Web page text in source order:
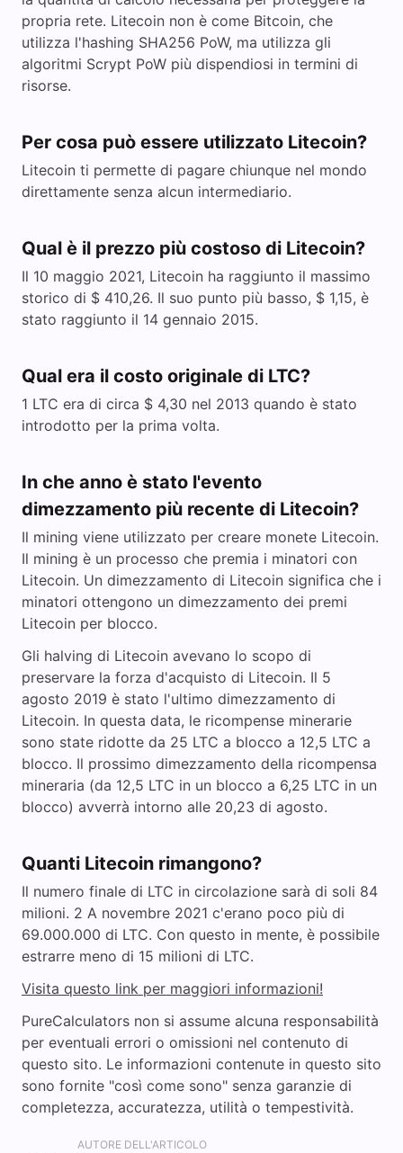
propria rete. Litecoin non è come Bitcoin, che
utilizza l'hashing SHA256 PoW, ma utilizza gli
algoritmi Scrypt PoW più dispendiosi in termini di
risorse.
Per cosa può essere utilizzato Litecoin?
Litecoin ti permette di pagare chiunque nel mondo
direttamente senza alcun intermediario.
Qual è il prezzo più costoso di Litecoin?
Il 10 maggio 2021, Litecoin ha raggiunto il massimo
storico di $ 410,26. Il suo punto più basso, $ 1,15, è
stato raggiunto il 14 gennaio 2015.
Qual era il costo originale di LTC?
1 LTC era di circa $ 4,30 nel 2013 quando è stato
introdotto per la prima volta.
In che anno è stato l'evento
dimezzamento più recente di Litecoin?
Il mining viene utilizzato per creare monete Litecoin.
Il mining è un processo che premia i minatori con
Litecoin. Un dimezzamento di Litecoin significa che i
minatori ottengono un dimezzamento dei premi
Litecoin per blocco.
Gli halving di Litecoin avevano lo scopo di
preservare la forza d'acquisto di Litecoin. Il 5
agosto 2019 è stato l'ultimo dimezzamento di
Litecoin. In questa data, le ricompense minerarie
sono state ridotte da 25 LTC a blocco a 12,5 LTC a
blocco. Il prossimo dimezzamento della ricompensa
mineraria (da 12,5 LTC in un blocco a 6,25 LTC in un
blocco) avverrà intorno alle 20,23 di agosto.
Quanti Litecoin rimangono?
Il numero finale di LTC in circolazione sarà di soli 84
milioni. 2 A novembre 2021 c'erano poco più di
69.000.000 di LTC. Con questo in mente, è possibile
estrarre meno di 15 milioni di LTC.
Visita questo link per maggiori informazioni!
PureCalculators non si assume alcuna responsabilità
per eventuali errori o omissioni nel contenuto di
questo sito. Le informazioni contenute in questo sito
sono fornite "così come sono" senza garanzie di
completezza, accuratezza, utilità o tempestività.
AUTORE DELL'ARTICOLO